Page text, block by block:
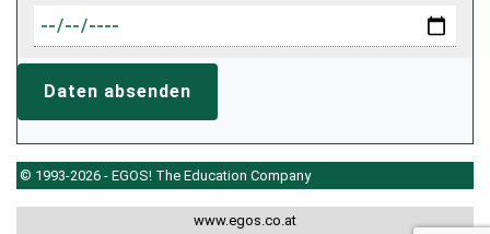
Daten absenden
© 1993-2026 - EGOS! The Education Company
www.egos.co.at